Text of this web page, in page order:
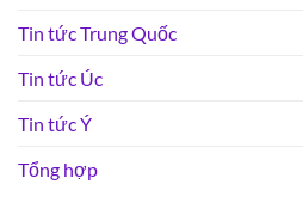
Tin tức Trung Quốc
Tin tức Úc
Tin tức Ý
Tổng hợp